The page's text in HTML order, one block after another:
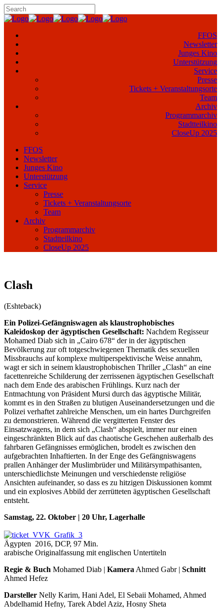
FFOS
Newsletter
Junges Kino
Unterstützung
Service
Presse
Tickets + Veranstaltungsorte
Team
Archiv
Programmarchiv
Stadtteilkino
CloseUp 2025
FFOS
Newsletter
Junges Kino
Unterstützung
Service
Presse
Tickets + Veranstaltungsorte
Team
Archiv
Programmarchiv
Stadtteilkino
CloseUp 2025
Clash
(Eshteback)
Ein Polizei-Gefängniswagen als klaustrophobisches
Kaleidoskop der ägyptischen Gesellschaft: Nachdem Regisseur
Mohamed Diab sich in „Cairo 678“ der in der ägyptischen
Bevölkerung zur oft totgeschwiegenen Thematik des sexuellen
Missbrauchs auf komplexe multiperspektivische Weise annahm,
wagt er sich in seinem klaustrophobischen Thriller „Clash“ an eine
facettenreiche Schilderung der zerrissenen ägyptischen Gesellschaft
nach dem Ende des arabischen Frühlings. Kurz nach der
Entmachtung von Präsident Mursi durch das ägyptische Militär,
kommt es in den Straßen zu blutigen Auseinandersetzungen und die
Polizei verhaftet zahlreiche Menschen, um ein hartes Durchgreifen
zu demonstrieren. Während die vergitterten Fenster des
Einsatzwagens, in dem sich „Clash“ abspielt, immer nur einen
eingeschränkten Blick auf das chaotische Geschehen außerhalb des
fahrbaren Gefängnisses ermöglichen, brodelt es zwischen den
aufgebrachten Inhaftierten. In der Enge des Gefängniswagens
prallen Anhänger der Muslimbrüder und Militärsympathisanten,
unterschiedlichste Meinungen und verschiedenste religiöse
Ansichten aufeinander, so dass es zu hitzigen Diskussionen kommt
und ein explosives Abbild der zerrütteten ägyptischen Gesellschaft
entsteht.
Samstag, 22. Oktober | 20 Uhr, Lagerhalle
Ägypten 2016, DCP, 97 Min.
arabische Originalfassung mit englischen Untertiteln
Regie & Buch Mohamed Diab | Kamera Ahmed Gabr | Schnitt
Ahmed Hefez
Darsteller Nelly Karim, Hani Adel, El Sebaii Mohamed, Ahmed
Abdelhamid Hefny, Tarek Abdel Aziz, Hosny Sheta